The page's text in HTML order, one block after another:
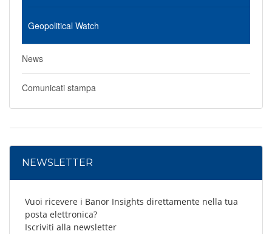
Geopolitical Watch
News
Comunicati stampa
NEWSLETTER
Vuoi ricevere i Banor Insights direttamente nella tua
posta elettronica?
Iscriviti alla newsletter